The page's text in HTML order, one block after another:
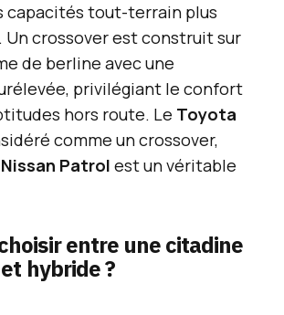
capacités tout-terrain plus
Un crossover est construit sur
de berline avec une
privilégiant le confort
hors route. Le Toyota
comme un crossover,
Nissan Patrol est un véritable
entre une citadine
hybride ?